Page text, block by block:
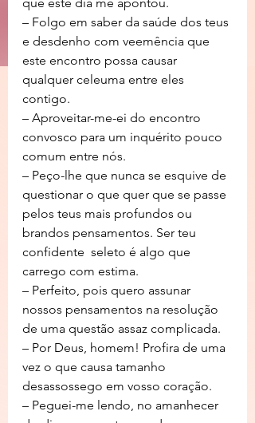
– Folgo em saber da saúde dos teus
e desdenho com veemência que
este encontro possa causar
qualquer celeuma entre eles
contigo.
– Aproveitar-me-ei do encontro
convosco para um inquérito pouco
comum entre nós.
– Peço-lhe que nunca se esquive de
questionar o que quer que se passe
pelos teus mais profundos ou
brandos pensamentos. Ser teu
confidente  seleto é algo que
carrego com estima.
– Perfeito, pois quero assunar
nossos pensamentos na resolução
de uma questão assaz complicada.
– Por Deus, homem! Profira de uma
vez o que causa tamanho
desassossego em vosso coração.
– Peguei-me lendo, no amanhecer